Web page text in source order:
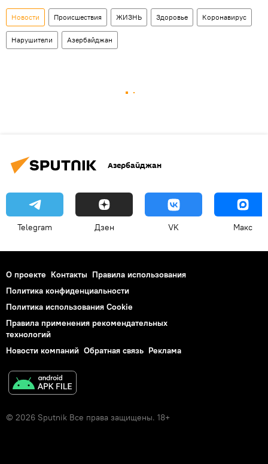
Новости Происшествия ЖИЗНЬ Здоровье Коронавирус
Нарушители Азербайджан
Азербайджан
Telegram Дзен VK Макс
О проекте Контакты Правила использования
Политика конфиденциальности
Политика использования Cookie
Правила применения рекомендательных
технологий
Новости компаний Обратная связь Реклама
© 2026 Sputnik Все права защищены. 18+